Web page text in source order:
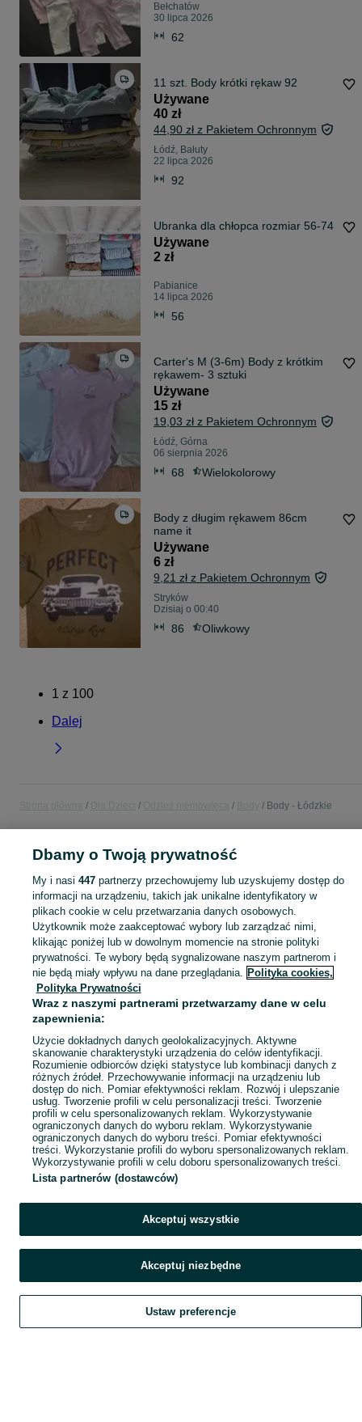
Bełchatów
30 lipca 2026
62
11 szt. Body krótki rękaw 92
Używane
40 zł
44,90 zł z Pakietem Ochronnym
Łódź, Bałuty
22 lipca 2026
92
Ubranka dla chłopca rozmiar 56-74
Używane
2 zł
Pabianice
14 lipca 2026
56
Carter's M (3-6m) Body z krótkim
rękawem- 3 sztuki
Używane
15 zł
19,03 zł z Pakietem Ochronnym
Łódź, Górna
06 sierpnia 2026
68 Wielokolorowy
Body z długim rękawem 86cm
name it
Używane
6 zł
9,21 zł z Pakietem Ochronnym
Stryków
Dzisiaj o 00:40
86 Oliwkowy
1 z 100
Dalej
Body - Łódzkie
POLSKA » ŁÓDZKIE
KATEGORIA
ubranko do chrztu dla chłopca,ubranko do chrztu dla dziewczynki,ubranko
Zobacz
Mapa kategorii
Mapa miejscowości
Mapa ministron
Popularne wyszukiwania
Szukaj Obserwujesz Dodaj Czat Konto
Dbamy o Twoją prywatność
My i nasi 447partnerzy przechowujemy lub uzyskujemy dostęp do
informacji na urządzeniu, takich jak unikalne identyfikatory w
plikach cookie w celu przetwarzania danych osobowych.
Użytkownik może zaakceptować wybory lub zarządzać nimi,
klikając poniżej lub w dowolnym momencie na stronie polityki
prywatności. Te wybory będą sygnalizowane naszym partnerom i
nie będą miały wpływu na dane przeglądania. Polityka cookies,
Polityka Prywatności
Wraz z naszymi partnerami przetwarzamy dane w celu
zapewnienia:
Użycie dokładnych danych geolokalizacyjnych. Aktywne
skanowanie charakterystyki urządzenia do celów identyfikacji.
Rozumienie odbiorców dzięki statystyce lub kombinacji danych z
różnych źródeł. Przechowywanie informacji na urządzeniu lub
dostęp do nich. Pomiar efektywności reklam. Rozwój i ulepszanie
usług. Tworzenie profili w celu personalizacji treści. Tworzenie
profili w celu spersonalizowanych reklam. Wykorzystywanie
ograniczonych danych do wyboru reklam. Wykorzystywanie
ograniczonych danych do wyboru treści. Pomiar efektywności
treści. Wykorzystanie profili do wyboru spersonalizowanych reklam.
Wykorzystywanie profili w celu doboru spersonalizowanych treści.
Lista partnerów (dostawców)
Akceptuj wszystkie
Akceptuj niezbędne
Ustaw preferencje